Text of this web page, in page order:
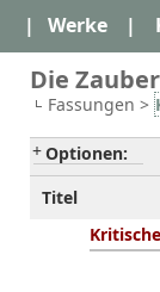
| Werke |
Die
Fassungen >
Optionen:
Titel